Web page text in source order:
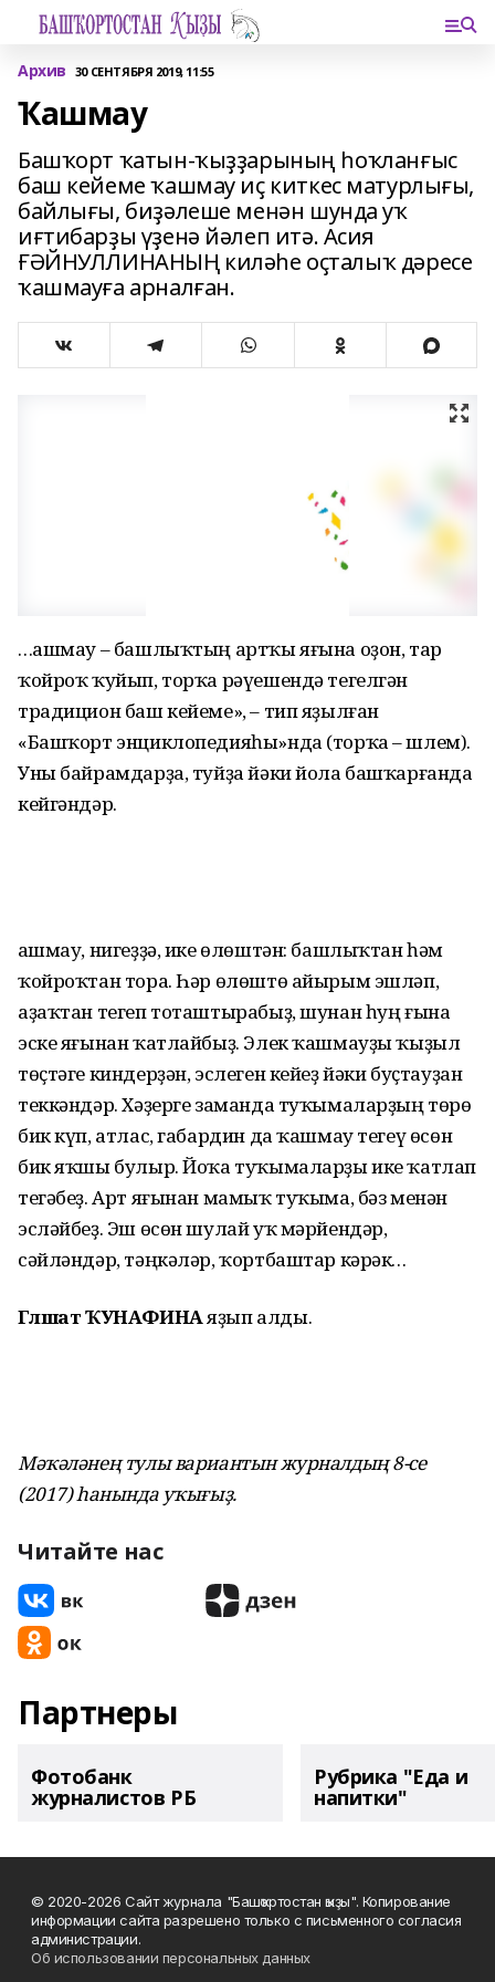
Архив 30 СЕНТЯБРЯ 2019, 11:55
Ҡашмау
Башҡорт ҡатын-ҡыҙҙарының һоҡланғыс
баш кейеме ҡашмау иҫ киткес матурлығы,
байлығы, биҙәлеше менән шунда уҡ
иғтибарҙы үҙенә йәлеп итә. Асия
ҒӘЙНУЛЛИНАНЫҢ киләһе оҫталыҡ дәресе
ҡашмауға арналған.
…Ҡашмау – башлыҡтың артҡы яғына оҙон, тар
ҡойроҡ ҡуйып, торҡа рәүешендә тегелгән
традицион баш кейеме», – тип яҙылған
«Башҡорт энциклопедияһы»нда (торҡа – шлем).
Уны байрамдарҙа, туйҙа йәки йола башҡарғанда
кейгәндәр.
Ҡашмау, нигеҙҙә, ике өлөштән: башлыҡтан һәм
ҡойроҡтан тора. Һәр өлөштө айырым эшләп,
аҙаҡтан тегеп тоташтырабыҙ, шунан һуң ғына
эске яғынан ҡатлайбыҙ. Элек ҡашмауҙы ҡыҙыл
төҫтәге киндерҙән, эслеген кейеҙ йәки буҫтауҙан
теккәндәр. Хәҙерге заманда туҡымаларҙың төрө
бик күп, атлас, габардин да ҡашмау тегеү өсөн
бик яҡшы булыр. Йоҡа туҡымаларҙы ике ҡатлап
тегәбеҙ. Арт яғынан мамыҡ туҡыма, бәз менән
эсләйбеҙ. Эш өсөн шулай уҡ мәрйендәр,
сәйләндәр, тәңкәләр, ҡортбаштар кәрәк…
Гөлшат ҠУНАФИНАяҙып алды.
Мәҡәләнең тулы вариантын журналдың 8-се
(2017) һанында уҡығыҙ.
Читайте нас
Партнеры
Фотобанк
журналистов РБ
Рубрика "Еда и
напитки"
© 2020-2026 Сайт журнала "Башҡортостан ҡыҙы". Копирование
информации сайта разрешено только с письменного согласия
администрации.
Об использовании персональных данных